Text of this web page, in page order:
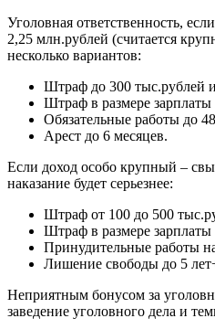
Уголовная ответственность,
2,25 млн.рублей (считается
несколько вариантов:
Штраф до 300 тыс.рублей
Штраф в размере зарплаты
Обязательные работы до
Арест до 6 месяцев.
Если доход особо крупный –
наказание будет серьезнее:
Штраф от 100 до 500
Штраф в размере зарплаты
Принудительные работы
Лишение свободы до 5
Неприятным бонусом за
заведение уголовного дела и